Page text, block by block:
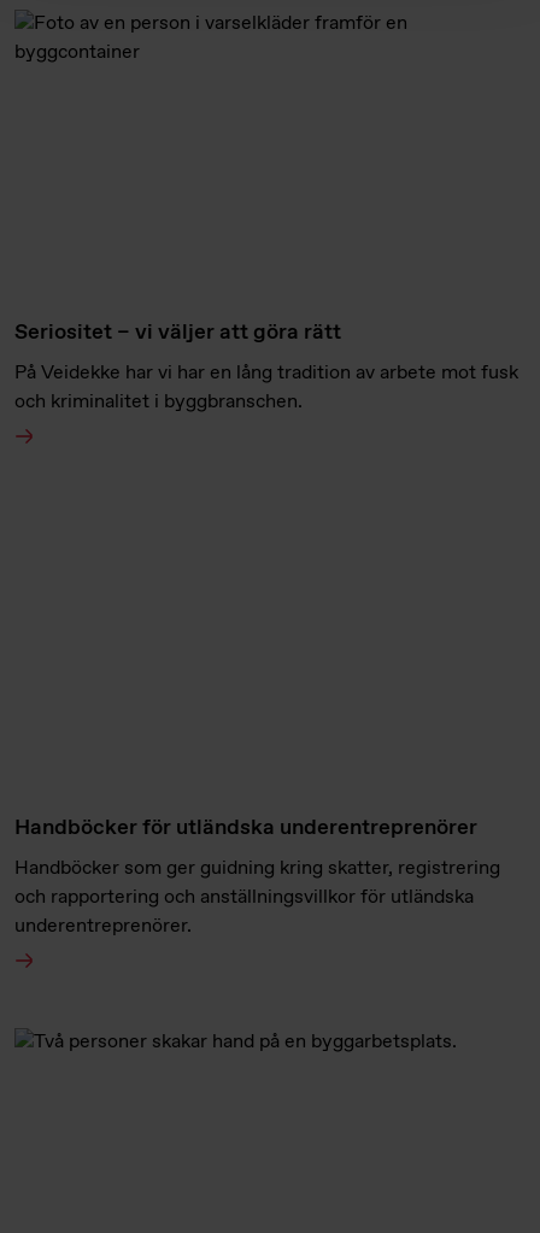
Seriositet – vi väljer att göra rätt
På Veidekke har vi har en lång tradition av arbete mot fusk
och kriminalitet i byggbranschen.
Handböcker för utländska underentreprenörer
Handböcker som ger guidning kring skatter, registrering
och rapportering och anställningsvillkor för utländska
underentreprenörer.